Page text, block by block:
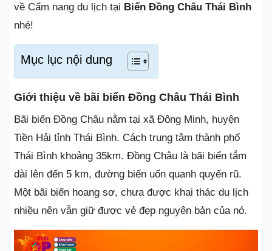
về Cẩm nang du lịch tại Biển Đồng Châu Thái Bình
nhé!
Mục lục nội dung
Giới thiệu về bãi biển Đồng Châu Thái Bình
Bãi biển Đồng Châu nằm tại xã Đông Minh, huyện
Tiền Hải tỉnh Thái Bình. Cách trung tâm thành phố
Thái Bình khoảng 35km. Đồng Châu là bãi biển tắm
dài lên đến 5 km, đường biển uốn quanh quyến rũ.
Một bãi biển hoang sơ, chưa được khai thác du lịch
nhiều nên vẫn giữ được vẻ đẹp nguyên bản của nó.